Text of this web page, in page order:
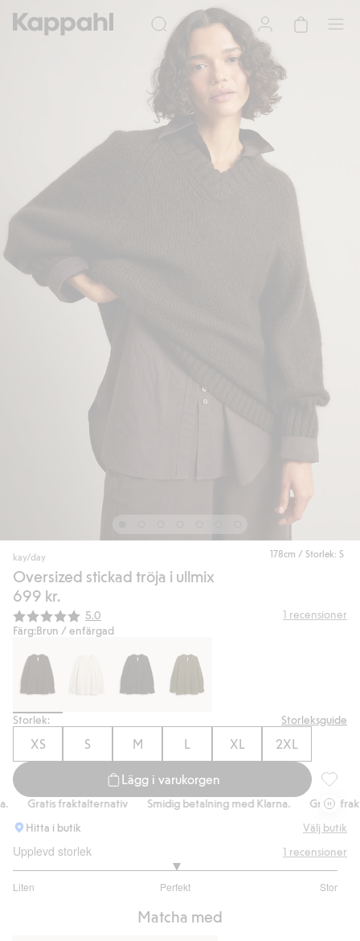
178cm / Storlek: S
kay/day
Oversized stickad tröja i ullmix
699 kr.
Snittbetyg:
5.0 1 recensioner
Färg:Brun / enfärgad
Storlek: Storleksguide
XS S M L XL 2XL
Lägg i varukorgen
Gratis fraktalternativ Smidig betalning med Klarna.
Gratis
Hitta i butik
Välj butik
Upplevd storlek
Liten Perfekt Stor
utav
1 recensioner
Matcha med